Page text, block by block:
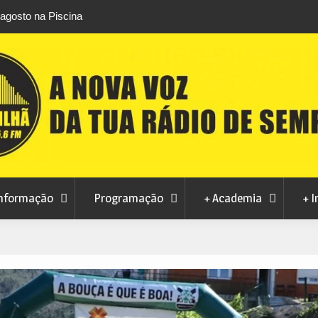
pedido da MoviCovilhã para alterar
concessão dos transportes urbanos
INEM no Fundão
Programação + Academia +